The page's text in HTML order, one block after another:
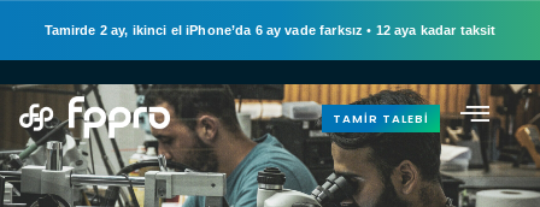
Tamirde 2 ay, ikinci el iPhone’da 6 ay vade farksız • 12 aya kadar taksit
TAMIR TALEBI